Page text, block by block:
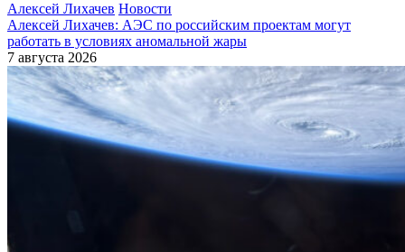
Алексей Лихачев Новости
Алексей Лихачев: АЭС по российским проектам могут
работать в условиях аномальной жары
7 августа 2026